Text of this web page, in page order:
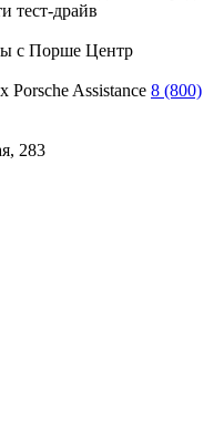
тест-драйв
с Порше Центр
Porsche Assistance 8 (800)
283